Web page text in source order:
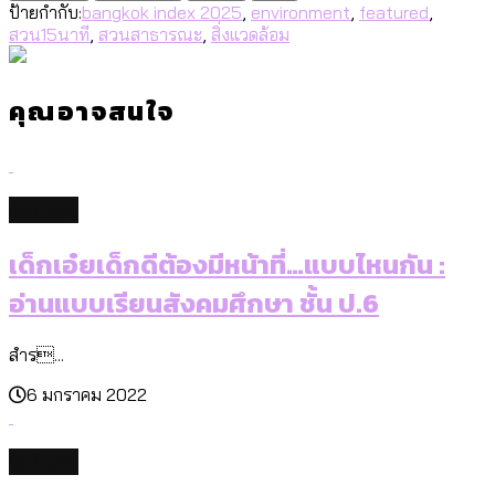
ป้ายกำกับ:bangkok index 2025, environment, featured,
สวน15นาที, สวนสาธารณะ, สิ่งแวดล้อม
คุณอาจสนใจ
เด็กเอ๋ยเด็กดีต้องมีหน้าที่…แบบไหนกัน :
อ่านแบบเรียนสังคมศึกษา ชั้น ป.6
สำร...
6 มกราคม 2022